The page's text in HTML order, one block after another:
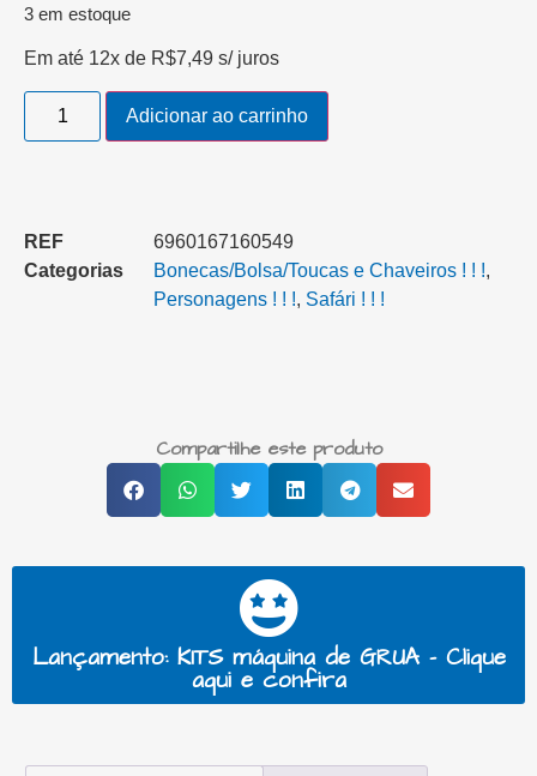
3 em estoque
Em até 12x de R$7,49 s/ juros
Adicionar ao carrinho
REF
6960167160549
Categorias
Bonecas/Bolsa/Toucas e Chaveiros ! ! !,
Personagens ! ! !, Safári ! ! !
Compartilhe este produto
Lançamento: KITS máquina de GRUA - Clique
aqui e confira